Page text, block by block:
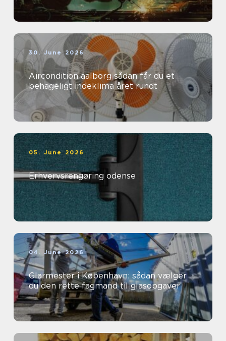
30. June 2026
Aircondition aalborg sådan får du et
behageligt indeklima året rundt
05. June 2026
Erhvervsrengøring odense
04. June 2026
Glarmester i København: sådan vælger
du den rette fagmand til glasopgaver